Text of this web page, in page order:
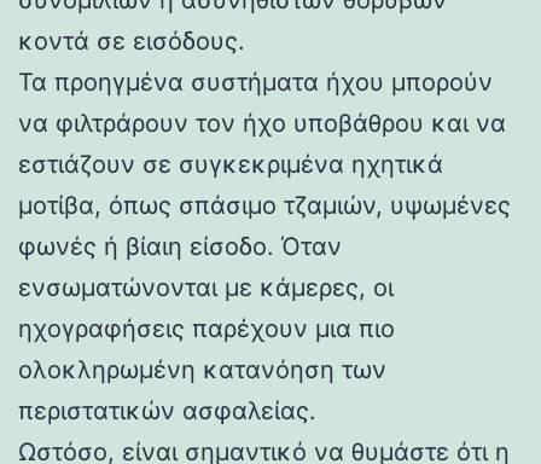
κοντά σε εισόδους.
Τα προηγμένα συστήματα ήχου μπορούν
να φιλτράρουν τον ήχο υποβάθρου και να
εστιάζουν σε συγκεκριμένα ηχητικά
μοτίβα, όπως σπάσιμο τζαμιών, υψωμένες
φωνές ή βίαιη είσοδο. Όταν
ενσωματώνονται με κάμερες, οι
ηχογραφήσεις παρέχουν μια πιο
ολοκληρωμένη κατανόηση των
περιστατικών ασφαλείας.
Ωστόσο, είναι σημαντικό να θυμάστε ότι η